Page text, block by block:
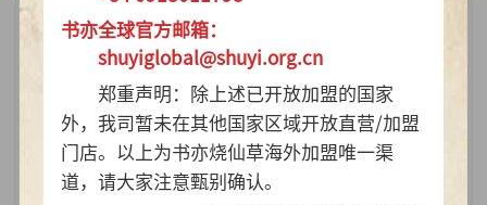
2026-07-28
质价比持续热销
查看详情
书亦全球官方邮箱：
shuyiglobal@shuyi.org.cn
郑重声明：除上述已开放加盟的国家
外，我司暂未在其他国家区域开放直营/加盟
门店。以上为书亦烧仙草海外加盟唯一渠
道，请大家注意甄别确认。